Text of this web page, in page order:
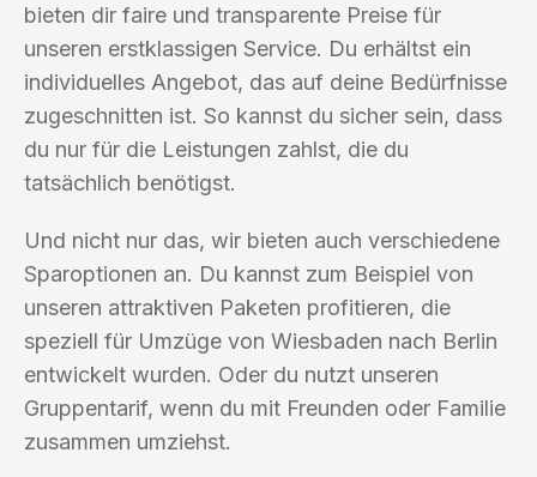
bieten dir faire und transparente Preise für
unseren erstklassigen Service. Du erhältst ein
individuelles Angebot, das auf deine Bedürfnisse
zugeschnitten ist. So kannst du sicher sein, dass
du nur für die Leistungen zahlst, die du
tatsächlich benötigst.
Und nicht nur das, wir bieten auch verschiedene
Sparoptionen an. Du kannst zum Beispiel von
unseren attraktiven Paketen profitieren, die
speziell für Umzüge von Wiesbaden nach Berlin
entwickelt wurden. Oder du nutzt unseren
Gruppentarif, wenn du mit Freunden oder Familie
zusammen umziehst.